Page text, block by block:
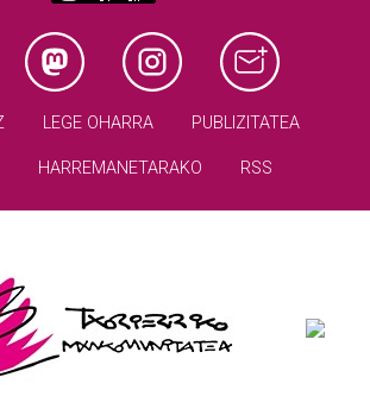
LEGE OHARRA PUBLIZITATEA
HARREMANETARAKO RSS